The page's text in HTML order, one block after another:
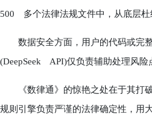
500 多个法律法规文件中，从底层杜
数据安全方面，用户的代码或完整
(DeepSeek API)仅负责辅助处理风
《数律通》的惊艳之处在于其打破
规则引擎负责严谨的法律确定性，用